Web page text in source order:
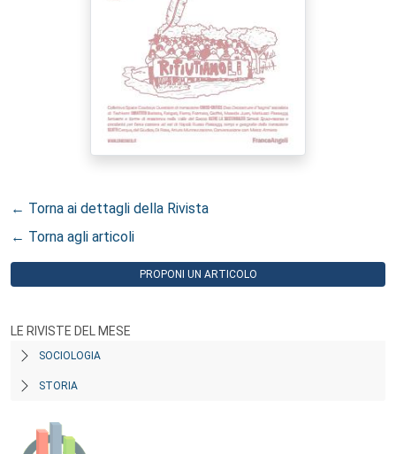
← Torna ai dettagli della Rivista
← Torna agli articoli
PROPONI UN ARTICOLO
LE RIVISTE DEL MESE
SOCIOLOGIA
STORIA